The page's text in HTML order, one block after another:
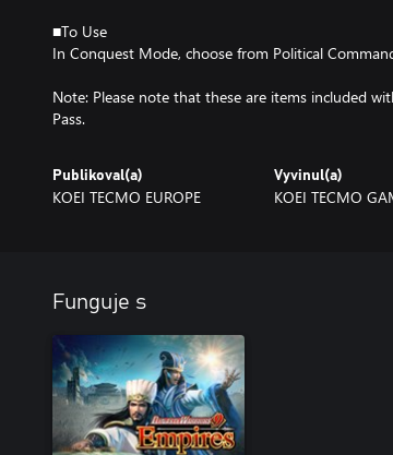
■To Use
In Conquest Mode, choose from Political
Note: Please note that these are items included
Pass.
Publikoval(a)
KOEI TECMO EUROPE
Vyvinul(a)
KOEI TECMO
Funguje s